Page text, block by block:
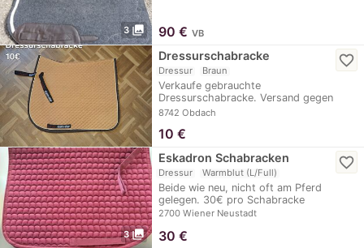
3 photo_library 90 € VB
Dressurschabracke
Dressur Braun
Verkaufe gebrauchte
Dressurschabracke. Versand gegen
Aufpreis gerne möglich. Da…
8742 Obdach
favorite_border
10 €
3 photo_library
Eskadron Schabracken
Dressur Warmblut (L/Full)
Beide wie neu, nicht oft am Pferd
gelegen. 30€ pro Schabracke
2700 Wiener Neustadt
favorite_border
30 €